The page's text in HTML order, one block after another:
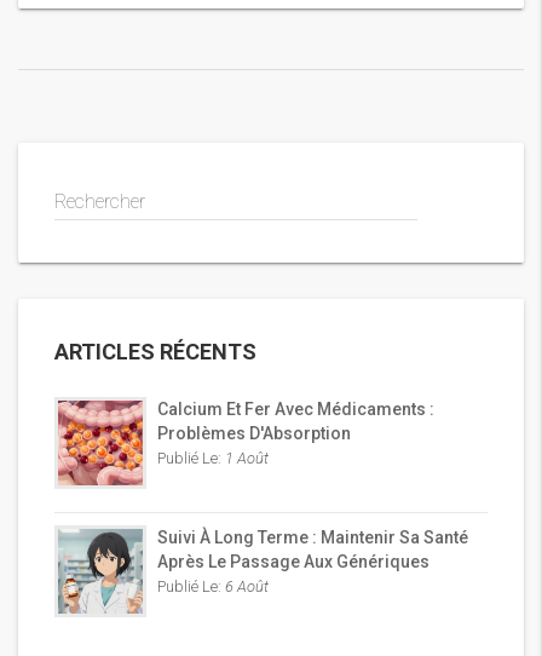
Rechercher
ARTICLES RÉCENTS
Calcium Et Fer Avec Médicaments :
Problèmes D'Absorption
Publié Le: 1 Août
Suivi À Long Terme : Maintenir Sa Santé
Après Le Passage Aux Génériques
Publié Le: 6 Août